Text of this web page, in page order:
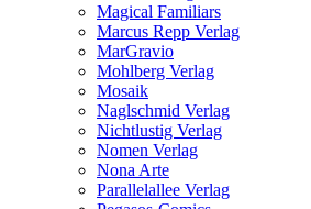
Magical Familiars
Marcus Repp Verlag
MarGravio
Mohlberg Verlag
Mosaik
Naglschmid Verlag
Nichtlustig Verlag
Nomen Verlag
Nona Arte
Parallelallee Verlag